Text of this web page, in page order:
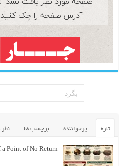
تازه پرخواننده برچسب ها نظر
Point of No Return